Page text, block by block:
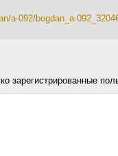
a-092/bogdan_a-
зарегистрированные